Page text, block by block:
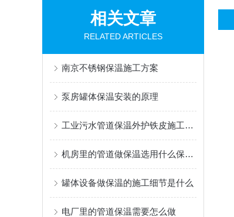
相关文章
RELATED ARTICLES
南京不锈钢保温施工方案
泵房罐体保温安装的原理
工业污水管道保温外护铁皮施工队哪里的专业
机房里的管道做保温选用什么保温材料
罐体设备做保温的施工细节是什么
电厂里的管道保温需要怎么做